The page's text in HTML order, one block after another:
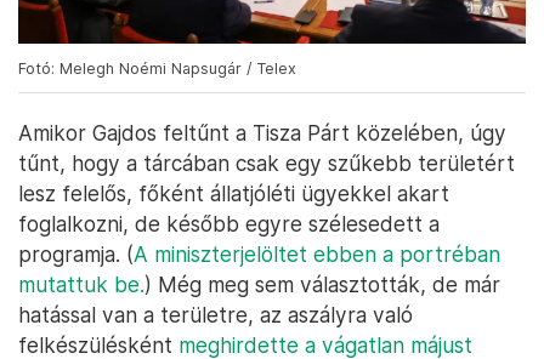
Fotó: Melegh Noémi Napsugár / Telex
Amikor Gajdos feltűnt a Tisza Párt közelében, úgy
tűnt, hogy a tárcában csak egy szűkebb területért
lesz felelős, főként állatjóléti ügyekkel akart
foglalkozni, de később egyre szélesedett a
programja. (A miniszterjelöltet ebben a portréban
mutattuk be.) Még meg sem választották, de már
hatással van a területre, az aszályra való
felkészülésként meghirdette a vágatlan májust